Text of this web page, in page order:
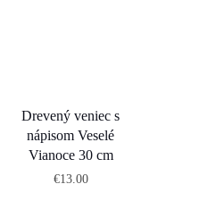
Drevený veniec s
nápisom Veselé
Vianoce 30 cm
€13.00